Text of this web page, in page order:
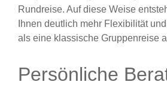
Rundreise. Auf diese Weise
Ihnen deutlich mehr Flexibilität
als eine klassische Gruppenreise
Persönliche